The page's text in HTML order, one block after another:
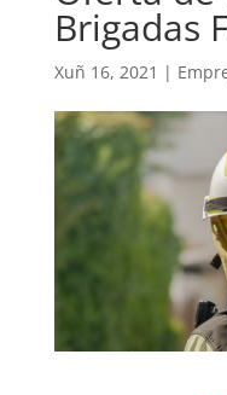
Brigadas
Xuñ 16, 2021 |